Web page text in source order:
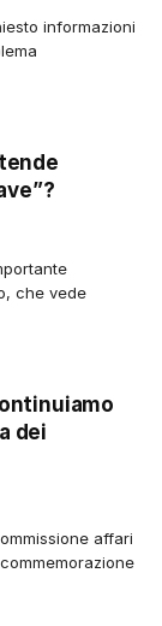
informazioni
che vede
dei
affari